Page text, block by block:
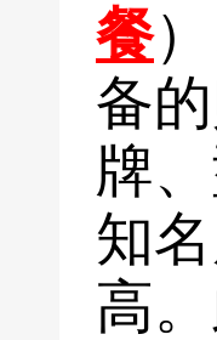
餐
备
牌
知
高